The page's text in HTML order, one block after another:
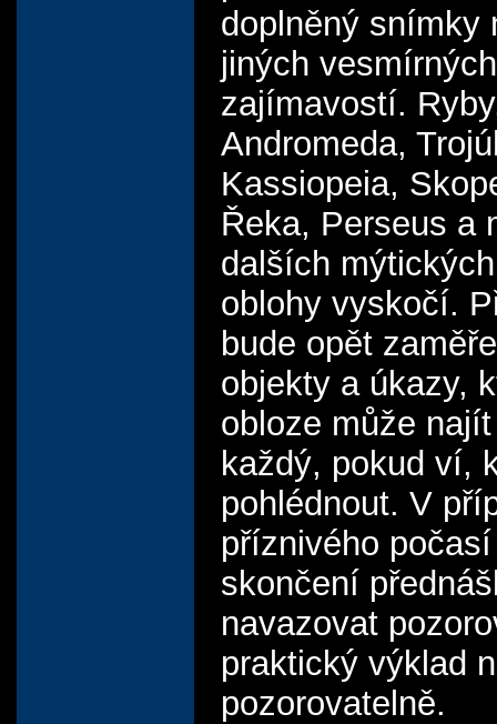
doplněný snímky
jiných vesmírných
zajímavostí.
Andromeda,
Kassiopeia,
Řeka, Perseus a
dalších
oblohy vyskočí.
bude opět
objekty a úkazy,
obloze může
každý, pokud ví,
pohlédnout. V
příznivého
skončení
navazovat
praktický výklad
pozorovatelně.